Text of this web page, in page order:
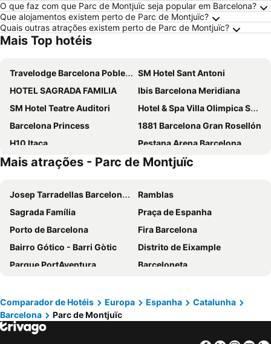
O que faz com que Parc de Montjuïc seja popular em Barcelona?
Que alojamentos existem perto de Parc de Montjuïc?
Quais outras atrações existem perto de Parc de Montjuïc?
Mais Top hotéis
Travelodge Barcelona Poblenou
SM Hotel Sant Antoni
HOTEL SAGRADA FAMILIA
Ibis Barcelona Meridiana
SM Hotel Teatre Auditori
Hotel & Spa Villa Olimpica Suites
Barcelona Princess
1881 Barcelona Gran Rosellón
H10 Itaca
Pestana Arena Barcelona
Hotel Alimara
Ilunion Les Corts Spa
Aparthotel Atenea Barcelona
Eurostars Grand Marina
The Mo House Gotic
NH Sants Barcelona
Barcelo Raval
Ikonik Ramblas
Ikonik Anglí
NH Collection Barcelona Constanza
H10 Marina Barcelona
NH Barcelona Stadium
Evenia Rossello
HCC Montblanc
Hotel Best Front Maritim
Melia Barcelona Sky
Mais atrações - Parc de Montjuïc
Josep Tarradellas Barcelona–El Prat Airport
Ramblas
Sagrada Família
Praça de Espanha
Porto de Barcelona
Fira Barcelona
Bairro Gótico - Barri Gòtic
Distrito de Eixample
Parque PortAventura
Barceloneta
Baqueira Beret
Estádio Olímpico de Montjuïc
Camp Nou
Palácio Sant Jordi
Comparador de Hotéis Europa Espanha
Catalunha
Barcelona
Parc de Montjuïc